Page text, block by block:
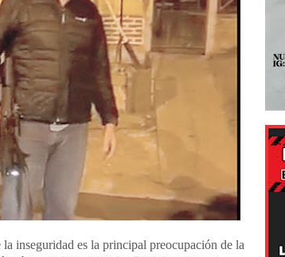
inseguridad es la principal preocupación de la